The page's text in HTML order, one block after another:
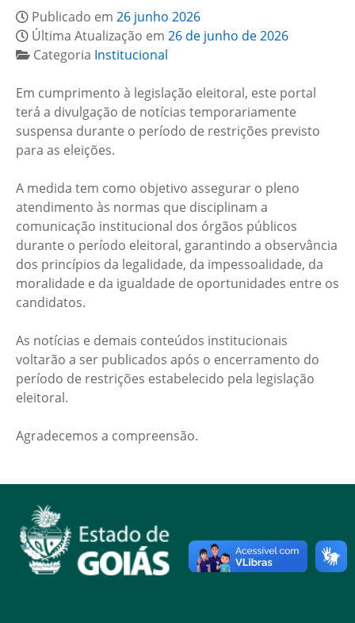
Publicado em 26 junho 2026
Última Atualização em 26 de junho de 2026
Categoria Institucional
Em cumprimento à legislação eleitoral, este portal
terá a divulgação de notícias temporariamente
suspensa durante o período de restrições previsto
para as eleições.
A medida tem como objetivo assegurar o pleno
atendimento às normas que disciplinam a
comunicação institucional dos órgãos públicos
durante o período eleitoral, garantindo a observância
dos princípios da legalidade, da impessoalidade, da
moralidade e da igualdade de oportunidades entre os
candidatos.
As notícias e demais conteúdos institucionais
voltarão a ser publicados após o encerramento do
período de restrições estabelecido pela legislação
eleitoral.
Agradecemos a compreensão.